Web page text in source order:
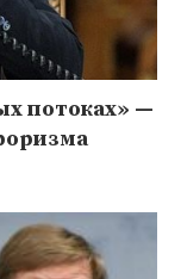
потоках» —